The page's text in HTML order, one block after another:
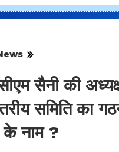
सैनी की
समिति का
के नाम ?